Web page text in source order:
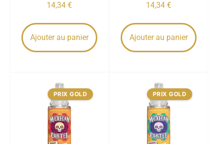
14,34 €
Ajouter au panier
14,34 €
Ajouter au panier
PRIX GOLD PRIX GOLD